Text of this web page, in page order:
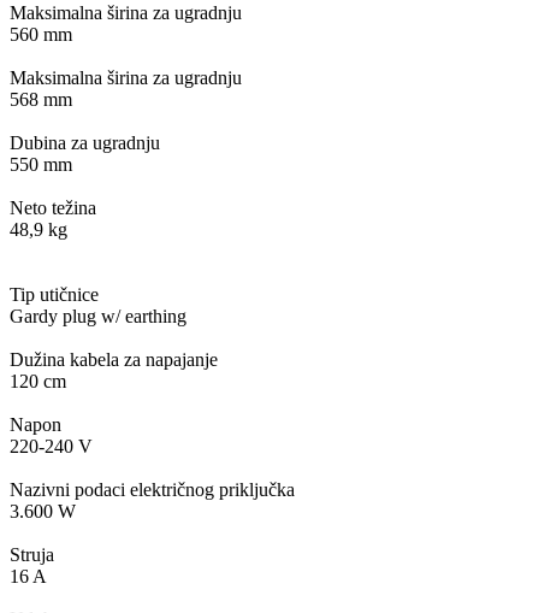
Maksimalna širina za ugradnju
560 mm
Maksimalna širina za ugradnju
568 mm
Dubina za ugradnju
550 mm
Neto težina
48,9 kg
Tip utičnice
Gardy plug w/ earthing
Dužina kabela za napajanje
120 cm
Napon
220-240 V
Nazivni podaci električnog priključka
3.600 W
Struja
16 A